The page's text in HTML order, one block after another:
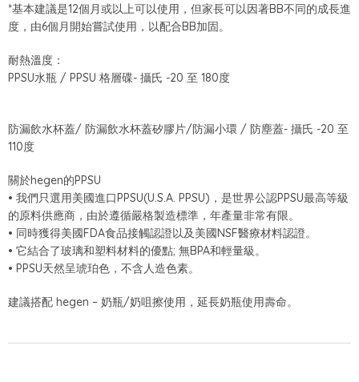
*基本建議是12個月或以上可以使用，但家長可以因著BB不同的成長進
度，由6個月開始嘗試使用，以配合BB加固。
耐熱溫度：
PPSU水瓶 / PPSU 格層碟- 攝氏 -20 至 180度
防漏飲水杯蓋/ 防漏飲水杯蓋矽膠片/防漏小環 / 防塵蓋- 攝氏 -20 至
110度
關於hegen的PPSU
• 我們只選用美國進口PPSU(U.S.A. PPSU)，是世界公認PPSU最高等級
的原料供應商，由於遵循嚴格製造標準，年產量非常有限。
• 同時獲得美國FDA食品接觸認證以及美國NSF醫療材料認證。
• 它結合了玻璃和塑料材料的優點; 無BPA和輕量級。
• PPSU天然呈琥珀色，不含人造色素。
建議搭配 hegen – 奶瓶/奶咀擦使用，延長奶瓶使用壽命。